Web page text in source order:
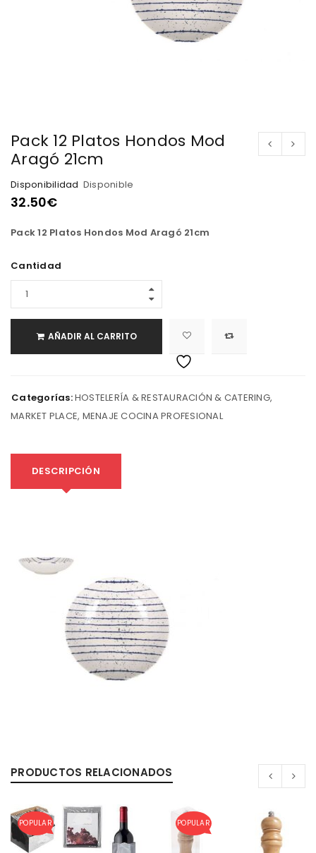
Pack 12 Platos Hondos Mod
Aragó 21cm
Disponibilidad Disponible
32.50€
Pack 12 Platos Hondos Mod Aragó 21cm
Cantidad
AÑADIR AL CARRITO
Categorías:HOSTELERÍA & RESTAURACIÓN & CATERING,
MARKET PLACE, MENAJE COCINA PROFESIONAL
DESCRIPCIÓN
PRODUCTOS RELACIONADOS
POPULAR POPULAR